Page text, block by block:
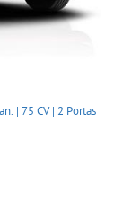
| 75 CV | 2 Portas